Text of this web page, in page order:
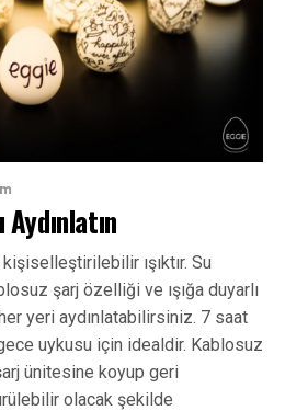
ışıktır. Su
şarj özelliği ve ışığa duyarlı
yeri aydınlatabilirsiniz. 7 saat
uykusu için idealdir. Kablosuz
ünitesine koyup geri
olacak şekilde